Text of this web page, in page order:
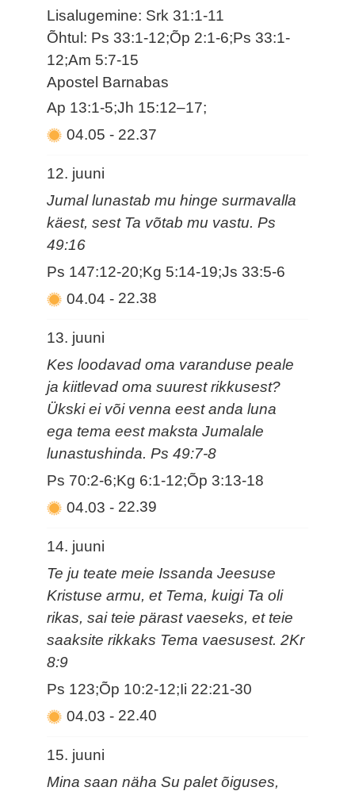
Lisalugemine: Srk 31:1-11
Õhtul: Ps 33:1-12;Õp 2:1-6;Ps 33:1-
12;Am 5:7-15
Apostel Barnabas
Ap 13:1-5;Jh 15:12–17;
04.05- 22.37
12. juuni
Jumal lunastab mu hinge surmavalla
käest, sest Ta võtab mu vastu. Ps
49:16
Ps 147:12-20;Kg 5:14-19;Js 33:5-6
04.04- 22.38
13. juuni
Kes loodavad oma varanduse peale
ja kiitlevad oma suurest rikkusest?
Ükski ei või venna eest anda luna
ega tema eest maksta Jumalale
lunastushinda. Ps 49:7-8
Ps 70:2-6;Kg 6:1-12;Õp 3:13-18
04.03- 22.39
14. juuni
Te ju teate meie Issanda Jeesuse
Kristuse armu, et Tema, kuigi Ta oli
rikas, sai teie pärast vaeseks, et teie
saaksite rikkaks Tema vaesusest. 2Kr
8:9
Ps 123;Õp 10:2-12;Ii 22:21-30
04.03- 22.40
15. juuni
Mina saan näha Su palet õiguses,